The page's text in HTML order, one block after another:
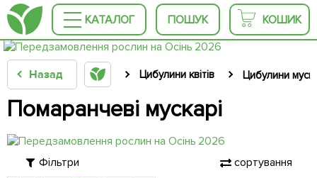
КАТАЛОГ ПОШУК КОШИК
Назад Цибулини квітів Цибулини
Помаранчеві мускарі
Фільтри сортування